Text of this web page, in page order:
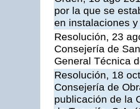
por la que se
en instalaciones
Resolución, 23
Consejería de
General Técnica
Resolución, 18
Consejería de
publicación de la